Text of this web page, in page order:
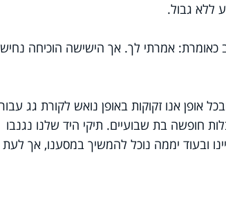
ללא גבול.
אמרתי לך. אך הישישה הוכיחה
אופן אנו זקוקות באופן נואש לקורת גג עבור
חופשה בת שבועיים. תיקי היד שלנו נגנבו
ובעוד יממה נוכל להמשיך במסענו, אך לעת